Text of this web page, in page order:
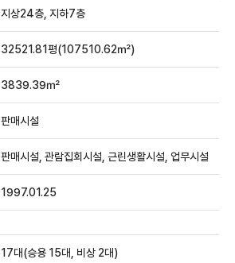
지상24층, 지하7층
32521.81평(107510.62㎡)
3839.39㎡
판매시설
판매시설, 관람집회시설, 근린생활시설, 업무시설
1997.01.25
17대(승용 15대, 비상 2대)